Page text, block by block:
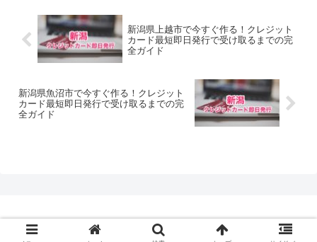
新潟県上越市で今すぐ作る！クレジット
カード最短即日発行で受け取るまでの完
全ガイド
新潟県魚沼市で今すぐ作る！クレジット
カード最短即日発行で受け取るまでの完
全ガイド
© 2020 クレジットカード最短即日発行.com.